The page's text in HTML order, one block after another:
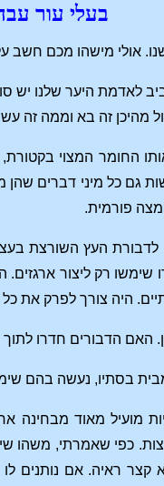
בעלי עור
אולי מישהו מכם חשב
לאדמת היער שלנו
מהיכן זה בא וממה זה
החומר המצוי
גם כל מיני דברים
פורמית.
לדבורת העץ השורצת
שימשו רק ליצור
היה צורך לפרק את כל
האם הדבורים חדרו
בסתיו, נעשה בהם
מועיל מאוד
כפי שאמרתי, משהו
קצר ראיה. אם נותנים